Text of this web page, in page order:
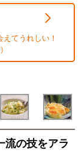
えてうれしい！
流の技をアラ